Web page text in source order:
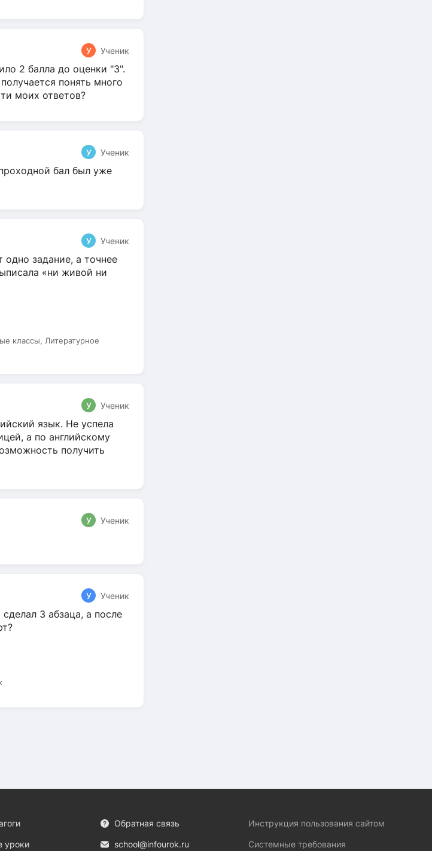
У Ученик
2 балла до оценки "3".
понять много
моих ответов?
У Ученик
бал был уже
У Ученик
одно задание, а точнее
«ни живой ни
классы, Литературное
У Ученик
язык. Не успела
а по английскому
получить
У Ученик
У Ученик
3 абзаца, а после
уроки
Обратная связь
school@infourok.ru
Инструкция пользования сайтом
Системные требования